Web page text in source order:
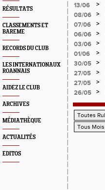
RÉSULTATS
CLASSEMENTS ET
BAREME
RECORDS DU CLUB
LES INTERNATIONAUX
ROANNAIS
AIDEZ LE CLUB
ARCHIVES
MÉDIATHÈQUE
ACTUALITÉS
EDITOS
13/06
>
08/06 >
07/06 >
06/06 >
03/06
>
01/06
>
30/05
>
27/05 >
27/05
>
26/05
>